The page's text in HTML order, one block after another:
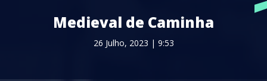
Medieval de Caminha
26 Julho, 2023 | 9:53